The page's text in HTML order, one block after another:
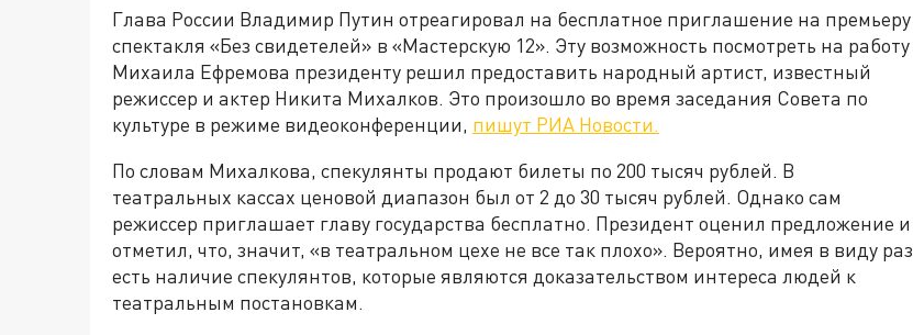
Глава России Владимир Путин отреагировал на бесплатное приглашение на премьеру
спектакля «Без свидетелей» в «Мастерскую 12». Эту возможность посмотреть на работу
Михаила Ефремова президенту решил предоставить народный артист, известный
режиссер и актер Никита Михалков. Это произошло во время заседания Совета по
культуре в режиме видеоконференции, пишут РИА Новости.
По словам Михалкова, спекулянты продают билеты по 200 тысяч рублей. В
театральных кассах ценовой диапазон был от 2 до 30 тысяч рублей. Однако сам
режиссер приглашает главу государства бесплатно. Президент оценил предложение и
отметил, что, значит, «в театральном цехе не все так плохо». Вероятно, имея в виду раз
есть наличие спекулянтов, которые являются доказательством интереса людей к
театральным постановкам.